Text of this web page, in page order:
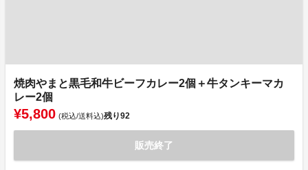
焼肉やまと黒毛和牛ビーフカレー2個＋牛タンキーマカ
レー2個
¥5,800 (税込/送料込)残り92
販売終了